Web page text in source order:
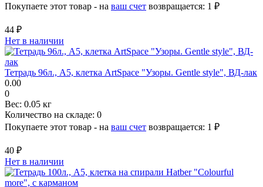
Покупаете этот товар - на ваш счет возвращается: 1 ₽
44 ₽
Нет в наличии
Тетрадь 96л., А5, клетка ArtSpace "Узоры. Gentle style", ВД-лак
0.00
0
Вес: 0.05 кг
Количество на складе: 0
Покупаете этот товар - на ваш счет возвращается: 1 ₽
40 ₽
Нет в наличии